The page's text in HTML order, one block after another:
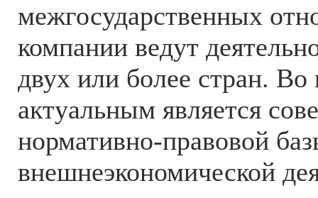
межгосударственных
компании ведут
двух или более стран. Во
актуальным является
нормативно-правовой
внешнеэкономической